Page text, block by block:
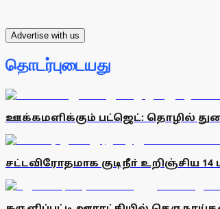
Advertise with us
தொடர்புடையது
ஊக்கமளிக்கும் பட்ஜெட்: தொழில்
சட்டவிரோதமாக குடிநீா் உறிஞ்சிய